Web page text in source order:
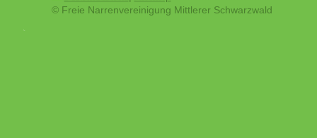
© Freie Narrenvereinigung Mittlerer Schwarzwald